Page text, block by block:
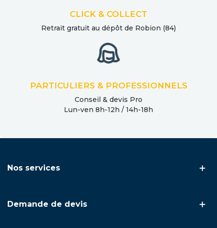
CLICK & COLLECT
Retrait gratuit au dépôt de Robion (84)
PARTICULIERS & PROFESSIONNELS
Conseil & devis Pro
Lun-ven 8h-12h / 14h-18h
Nos services
Demande de devis